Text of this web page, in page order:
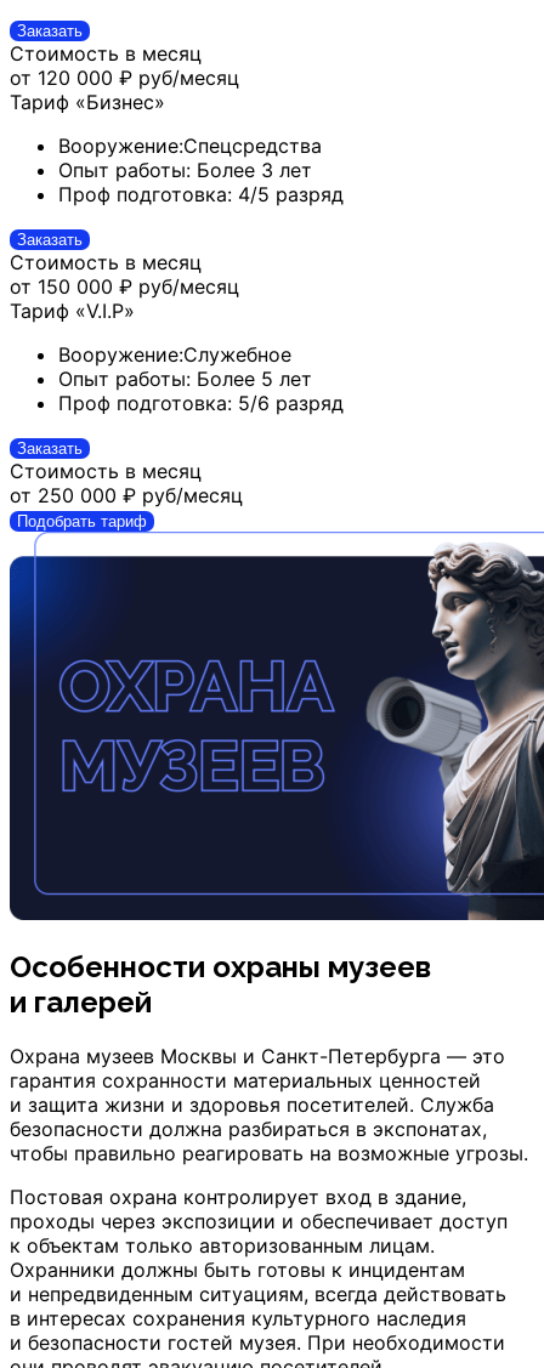
Заказать
Стоимость в месяц
от 120 000 ₽ руб/месяц
Тариф «Бизнес»
Вооружение:Спецсредства
Опыт работы: Более 3 лет
Проф подготовка: 4/5 разряд
Заказать
Стоимость в месяц
от 150 000 ₽ руб/месяц
Тариф «V.I.P»
Вооружение:Служебное
Опыт работы: Более 5 лет
Проф подготовка: 5/6 разряд
Заказать
Стоимость в месяц
от 250 000 ₽ руб/месяц
Подобрать тариф
Особенности охраны музеев
и галерей
Охрана музеев Москвы и Санкт-Петербурга — это
гарантия сохранности материальных ценностей
и защита жизни и здоровья посетителей. Служба
безопасности должна разбираться в экспонатах,
чтобы правильно реагировать на возможные угрозы.
Постовая охрана контролирует вход в здание,
проходы через экспозиции и обеспечивает доступ
к объектам только авторизованным лицам.
Охранники должны быть готовы к инцидентам
и непредвиденным ситуациям, всегда действовать
в интересах сохранения культурного наследия
и безопасности гостей музея. При необходимости